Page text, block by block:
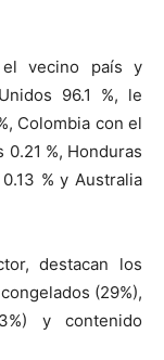
el vecino país y
96.1 %, le
Colombia con el
0.21 %, Honduras
% y Australia
destacan los
(29%),
y contenido